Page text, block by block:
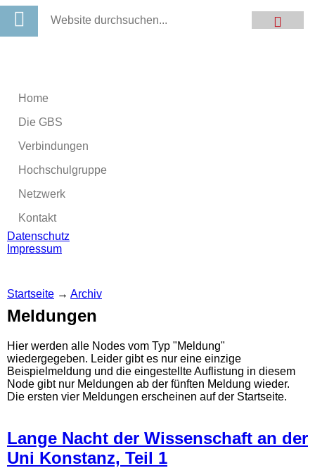
Home
Die GBS
Verbindungen
Hochschulgruppe
Netzwerk
Kontakt
Datenschutz
Impressum
Sie sind hier
Startseite → Archiv
Meldungen
Hier werden alle Nodes vom Typ "Meldung"
wiedergegeben. Leider gibt es nur eine einzige
Beispielmeldung und die eingestellte Auflistung in diesem
Node gibt nur Meldungen ab der fünften Meldung wieder.
Die ersten vier Meldungen erscheinen auf der Startseite.
Lange Nacht der Wissenschaft an der
Uni Konstanz, Teil 1
Seiten
Suche